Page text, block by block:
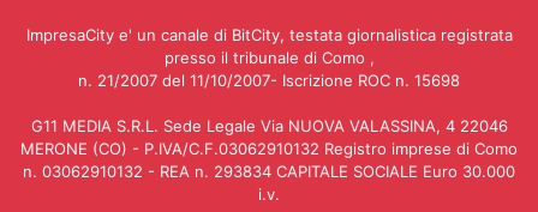
ImpresaCity e' un canale di BitCity, testata giornalistica registrata
presso il tribunale di Como ,
n. 21/2007 del 11/10/2007- Iscrizione ROC n. 15698
G11 MEDIA S.R.L. Sede Legale Via NUOVA VALASSINA, 4 22046
MERONE (CO) - P.IVA/C.F.03062910132 Registro imprese di Como
n. 03062910132 - REA n. 293834 CAPITALE SOCIALE Euro 30.000
i.v.